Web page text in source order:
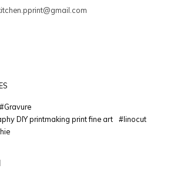
#Gravure
DIY printmaking print fine art
#linocut